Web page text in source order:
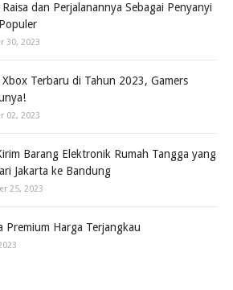
dan Perjalanannya Sebagai Penyanyi
30, 2023
Xbox Terbaru di Tahun 2023, Gamers
02, 2023
Barang Elektronik Rumah Tangga yang
Jakarta ke Bandung
25, 2023
Premium Harga Terjangkau